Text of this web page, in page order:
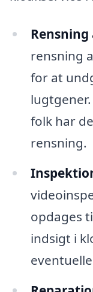
rensning
for at
folk har
rensning.
opdages
indsigt i